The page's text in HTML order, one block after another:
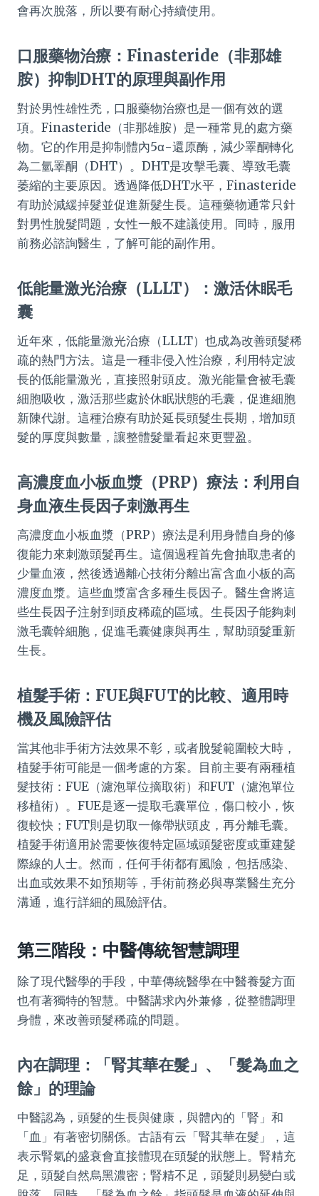
會再次脫落，所以要有耐心持續使用。
口服藥物治療：Finasteride（非那雄
胺）抑制DHT的原理與副作用
對於男性雄性禿，口服藥物治療也是一個有效的選
項。Finasteride（非那雄胺）是一種常見的處方藥
物。它的作用是抑制體內5α-還原酶，減少睪酮轉化
為二氫睪酮（DHT）。DHT是攻擊毛囊、導致毛囊
萎縮的主要原因。透過降低DHT水平，Finasteride
有助於減緩掉髮並促進新髮生長。這種藥物通常只針
對男性脫髮問題，女性一般不建議使用。同時，服用
前務必諮詢醫生，了解可能的副作用。
低能量激光治療（LLLT）：激活休眠毛
囊
近年來，低能量激光治療（LLLT）也成為改善頭髮稀
疏的熱門方法。這是一種非侵入性治療，利用特定波
長的低能量激光，直接照射頭皮。激光能量會被毛囊
細胞吸收，激活那些處於休眠狀態的毛囊，促進細胞
新陳代謝。這種治療有助於延長頭髮生長期，增加頭
髮的厚度與數量，讓整體髮量看起來更豐盈。
高濃度血小板血漿（PRP）療法：利用自
身血液生長因子刺激再生
高濃度血小板血漿（PRP）療法是利用身體自身的修
復能力來刺激頭髮再生。這個過程首先會抽取患者的
少量血液，然後透過離心技術分離出富含血小板的高
濃度血漿。這些血漿富含多種生長因子。醫生會將這
些生長因子注射到頭皮稀疏的區域。生長因子能夠刺
激毛囊幹細胞，促進毛囊健康與再生，幫助頭髮重新
生長。
植髮手術：FUE與FUT的比較、適用時
機及風險評估
當其他非手術方法效果不彰，或者脫髮範圍較大時，
植髮手術可能是一個考慮的方案。目前主要有兩種植
髮技術：FUE（濾泡單位摘取術）和FUT（濾泡單位
移植術）。FUE是逐一提取毛囊單位，傷口較小，恢
復較快；FUT則是切取一條帶狀頭皮，再分離毛囊。
植髮手術適用於需要恢復特定區域頭髮密度或重建髮
際線的人士。然而，任何手術都有風險，包括感染、
出血或效果不如預期等，手術前務必與專業醫生充分
溝通，進行詳細的風險評估。
第三階段：中醫傳統智慧調理
除了現代醫學的手段，中華傳統醫學在中醫養髮方面
也有著獨特的智慧。中醫講求內外兼修，從整體調理
身體，來改善頭髮稀疏的問題。
內在調理：「腎其華在髮」、「髮為血之
餘」的理論
中醫認為，頭髮的生長與健康，與體內的「腎」和
「血」有著密切關係。古語有云「腎其華在髮」，這
表示腎氣的盛衰會直接體現在頭髮的狀態上。腎精充
足，頭髮自然烏黑濃密；腎精不足，頭髮則易變白或